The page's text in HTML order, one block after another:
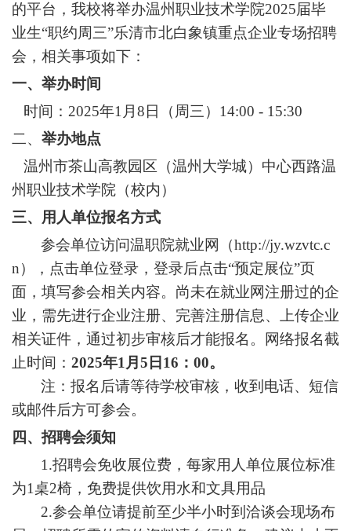
的平台，我校将举办温州职业技术学院2025届毕
业生“职约周三”乐清市北白象镇重点企业专场招聘
会，相关事项如下：
一、 举办时间
时间：2025年1 月 8 日（周 三 ） 14:00 - 1 5:30
二、 举办地点
温州市茶山高教园区（温州大学城）中心西路温
州职业技术学院（校内）
三、用人单位报名方式
参会单位访问温职院就业网（http://jy.wzvtc.c
n），点击单位登录，登录后点击“预定展位”页
面，填写参会相关内容。尚未在就业网注册过的企
业，需先进行企业注册、完善注册信息、上传企业
相关证件，通过初步审核后才能报名。网络报名截
止时间： 2025年1月 5 日 16 ： 00。
注：报名后请等待学校审核，收到电话、短信
或邮件后方可参会。
四、招聘会须知
1.招聘会免收展位费，每家用人单位展位标准
为1桌2椅，免费提供饮用水和文具用品
2.参会单位请提前至少半小时到洽谈会现场布